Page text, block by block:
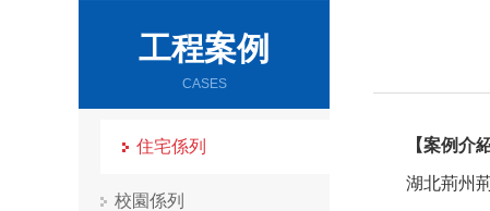
工程案例
CASES
住宅係列
校園係列
【案例介
湖北荊州